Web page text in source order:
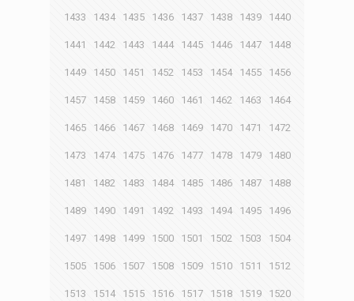
1433 1434 1435 1436 1437 1438 1439 1440
1441 1442 1443 1444 1445 1446 1447 1448
1449 1450 1451 1452 1453 1454 1455 1456
1457 1458 1459 1460 1461 1462 1463 1464
1465 1466 1467 1468 1469 1470 1471 1472
1473 1474 1475 1476 1477 1478 1479 1480
1481 1482 1483 1484 1485 1486 1487 1488
1489 1490 1491 1492 1493 1494 1495 1496
1497 1498 1499 1500 1501 1502 1503 1504
1505 1506 1507 1508 1509 1510 1511 1512
1513 1514 1515 1516 1517 1518 1519 1520